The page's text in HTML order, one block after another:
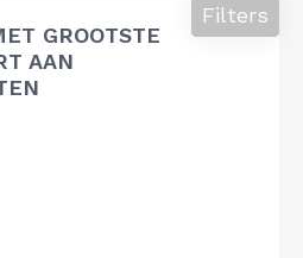
GROOTSTE
AAN
Filters